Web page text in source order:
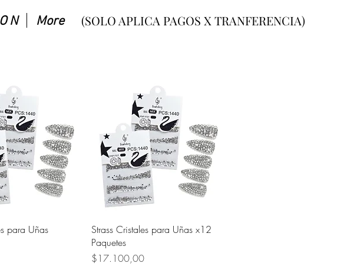
N More (SOLO APLICA PAGOS X TRANFERENCIA)
View
para Uñas
Quick View
Strass Cristales para Uñas x12
Paquetes
Price
$17.100,00